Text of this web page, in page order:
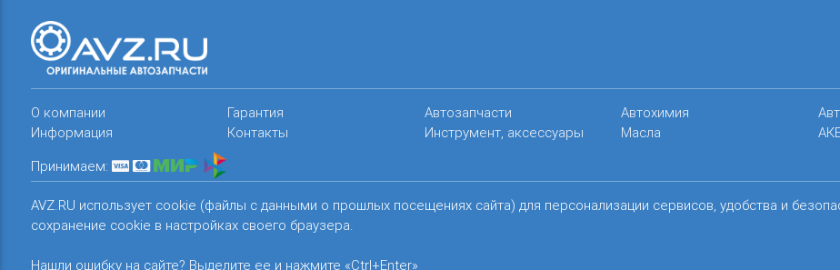
О компании
Информация
Гарантия
Контакты
Автозапчасти
Инструмент, аксессуары
Автохимия
Масла
Принимаем:
AVZ.RU использует cookie (файлы с данными о прошлых посещениях сайта) для персонализации сервисов, удобства и
сохранение cookie в настройках своего браузера.
Нашли ошибку на сайте? Выделите ее и нажмите «Ctrl+Enter»